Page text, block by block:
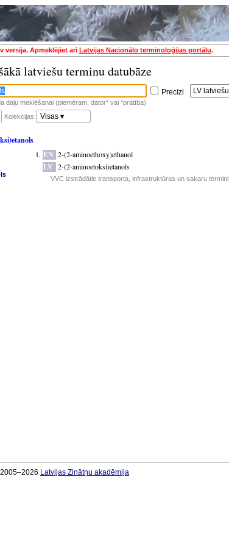
versija. Apmeklējiet arīLatvijas Nacionālo terminoloģijas portālu.
latviešu terminu datubāze
Precīzi
daļu meklēšanai (piemēram, dator* vai *pratība)
Kolekcijas: Visas ▾
EN 2-(2-aminoethoxy)ethanol
LV 2-(2-aminoetoksi)etanols
VVC izstrādātie transporta, infrastruktūras un sakaru termini
Latvijas Zinātņu akadēmija